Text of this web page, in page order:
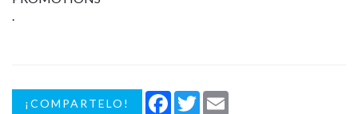
¡COMPARTELO! Facebook
Twitter